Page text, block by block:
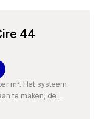
44
m². Het systeem
te maken, de
PU-sealer.